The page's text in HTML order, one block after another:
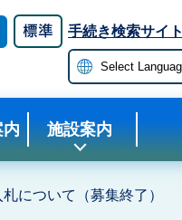
手続き検索サイト
内 施設案内
について（募集終了）